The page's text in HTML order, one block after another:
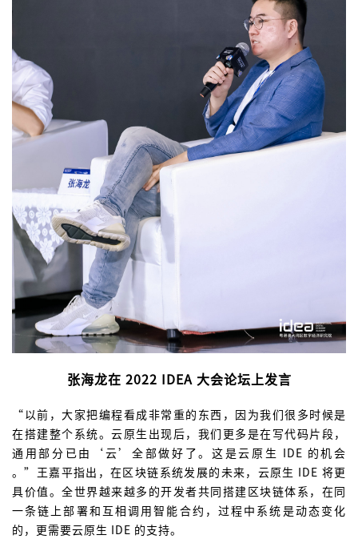
张海龙在 2022 IDEA 大会论坛上发言
“以前，大家把编程看成非常重的东西，因为我们很多时候是
在搭建整个系统。云原生出现后，我们更多是在写代码片段，
通用部分已由‘云’全部做好了。这是云原生 IDE 的机会
。”王嘉平指出，在区块链系统发展的未来，云原生 IDE 将更
具价值。全世界越来越多的开发者共同搭建区块链体系，在同
一条链上部署和互相调用智能合约，过程中系统是动态变化
的，更需要云原生 IDE 的支持。